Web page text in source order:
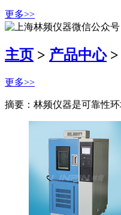
更多>>
主页 > 产品中心>
更多>>
摘要：林频仪器是可靠性